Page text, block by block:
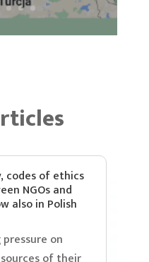
codes of ethics
NGOs and
also in Polish
on